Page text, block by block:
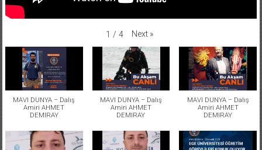
1 / 4 Next »
MAVI DUNYA – Dalış
Amiri AHMET
DEMIRAY
MAVI DUNYA – Dalış
Amiri AHMET
DEMIRAY
MAVI DUNYA – Dalış
Amiri AHMET
DEMIRAY